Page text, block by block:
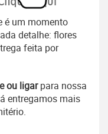
é um momento
detalhe: flores
feita por
ou ligarpara nossa
entregamos mais